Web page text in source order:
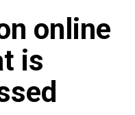
online
is